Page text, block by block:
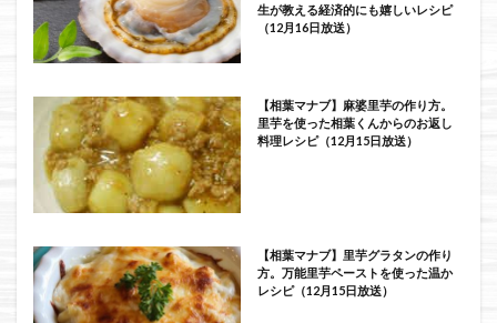
生が教える経済的にも嬉しいレシピ
（12月16日放送）
【相葉マナブ】麻婆里芋の作り方。
里芋を使った相葉くんからのお返し
料理レシピ（12月15日放送）
【相葉マナブ】里芋グラタンの作り
方。万能里芋ペーストを使った温か
レシピ（12月15日放送）